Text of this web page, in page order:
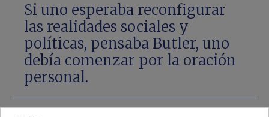
Si uno esperaba reconfigurar
las realidades sociales y
políticas, pensaba Butler, uno
debía comenzar por la oración
personal.